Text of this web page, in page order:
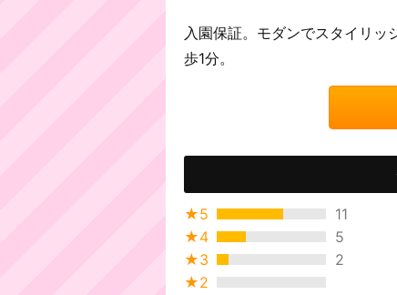
入園保証。モダンでスタイリッ
歩1分。
★5
11
★4
5
★3
2
★2